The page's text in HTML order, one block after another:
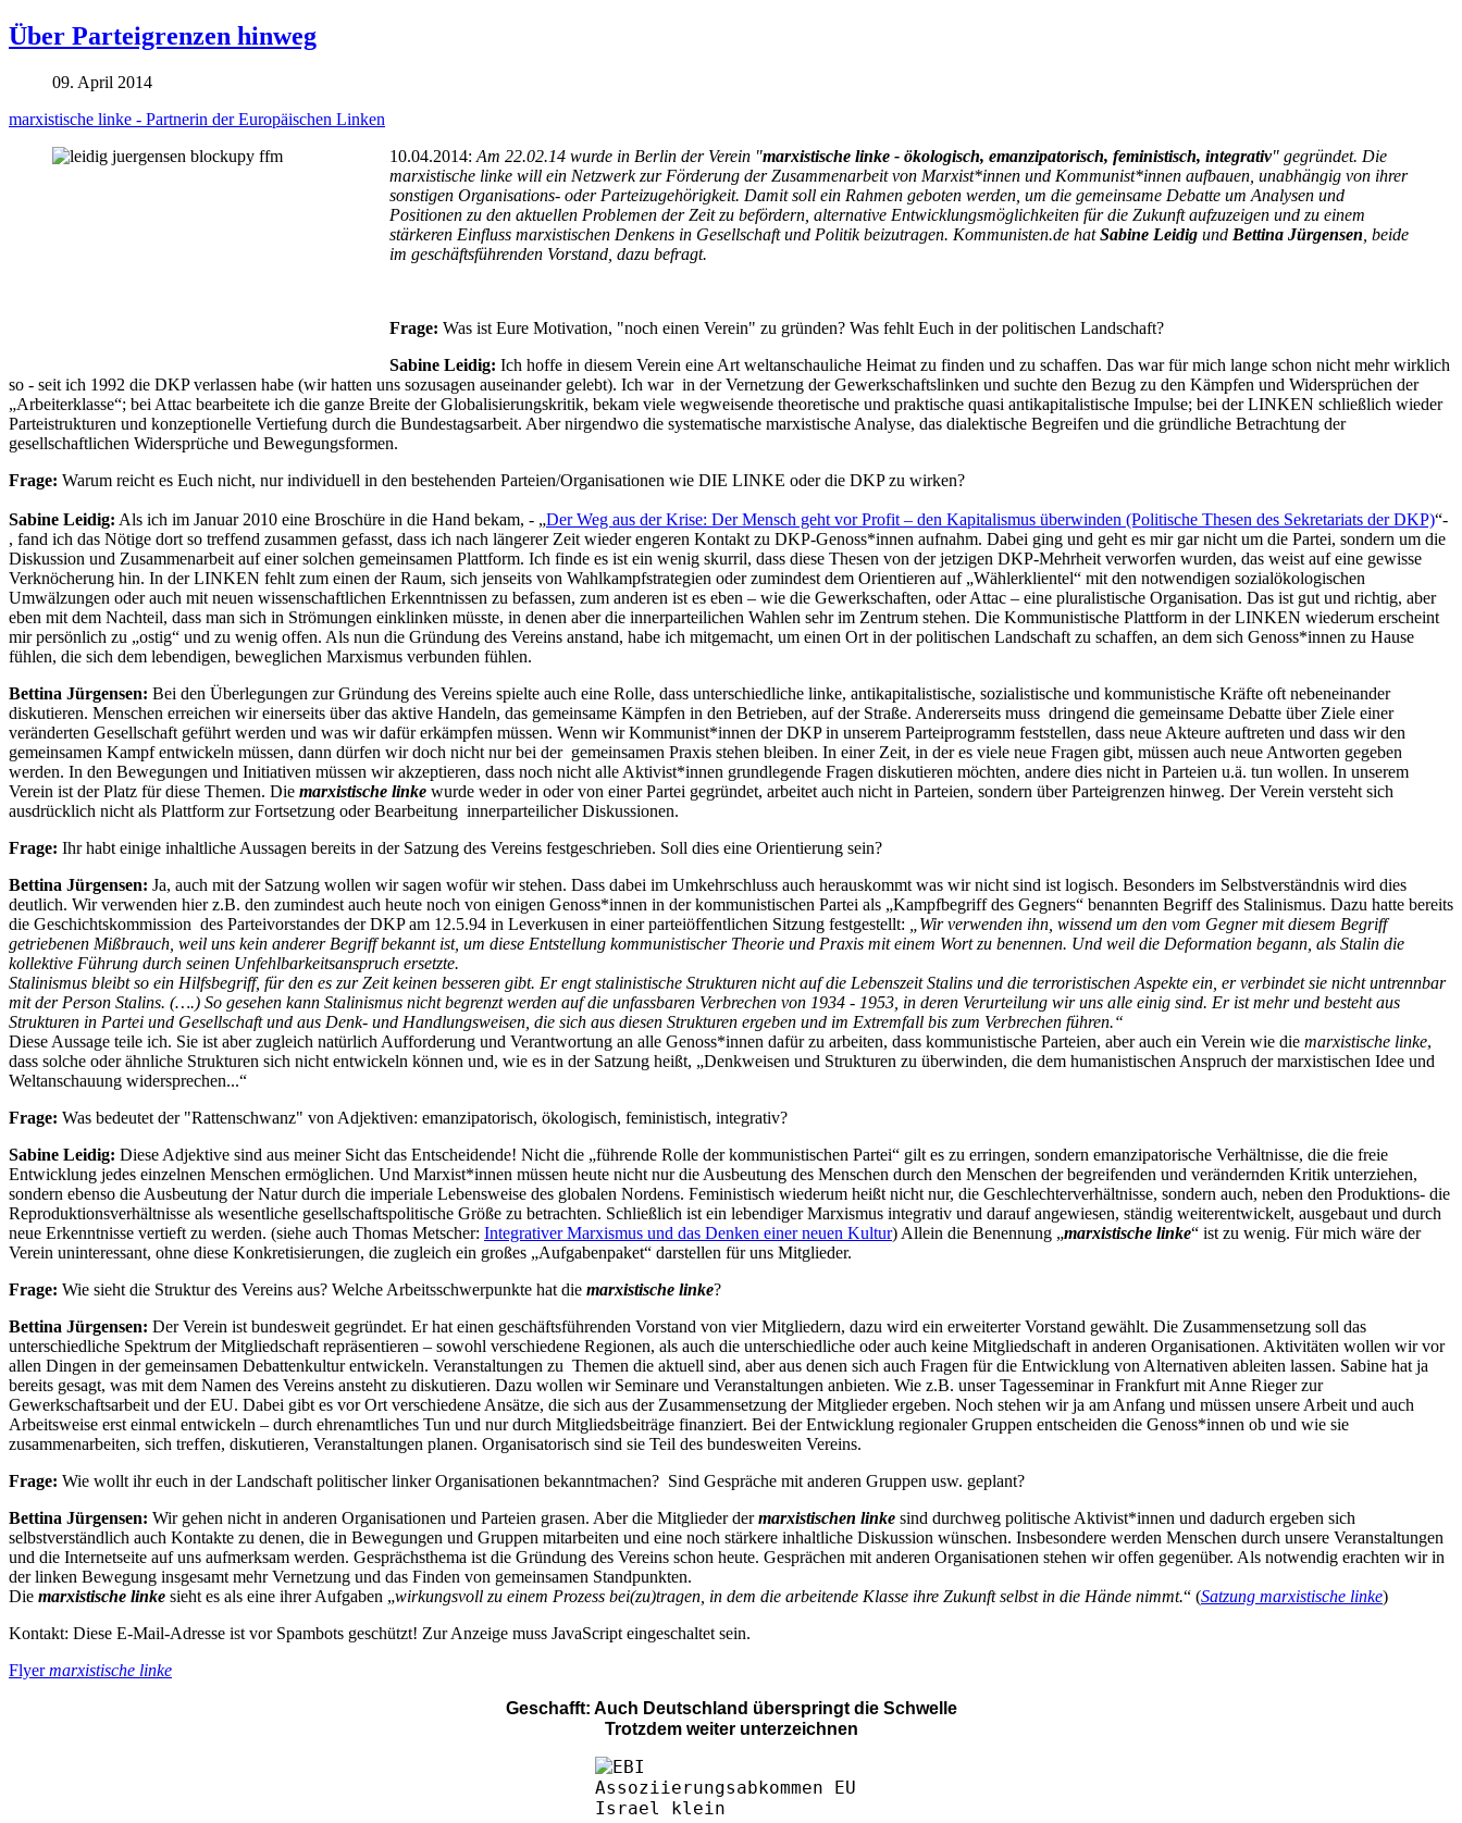
Über Parteigrenzen hinweg
09. April 2014
marxistische linke - Partnerin der Europäischen Linken
10.04.2014: Am 22.02.14 wurde in Berlin der Verein "marxistische linke - ökologisch, emanzipatorisch, feministisch, integrativ" gegründet. Die
marxistische linke will ein Netzwerk zur Förderung der Zusammenarbeit von Marxist*innen und Kommunist*innen aufbauen, unabhängig von ihrer
sonstigen Organisations- oder Parteizugehörigkeit. Damit soll ein Rahmen geboten werden, um die gemeinsame Debatte um Analysen und
Positionen zu den aktuellen Problemen der Zeit zu befördern, alternative Entwicklungsmöglichkeiten für die Zukunft aufzuzeigen und zu einem
stärkeren Einfluss marxistischen Denkens in Gesellschaft und Politik beizutragen. Kommunisten.de hatSabine Leidig und Bettina Jürgensen , beide
im geschäftsführenden Vorstand, dazu befragt.
Frage: Was ist Eure Motivation, "noch einen Verein" zu gründen? Was fehlt Euch in der politischen Landschaft?
Sabine Leidig: Ich hoffe in diesem Verein eine Art weltanschauliche Heimat zu finden und zu schaffen. Das war für mich lange schon nicht mehr wirklich
so - seit ich 1992 die DKP verlassen habe (wir hatten uns sozusagen auseinander gelebt). Ich war in der Vernetzung der Gewerkschaftslinken und suchte den Bezug zu den Kämpfen und Widersprüchen der
„Arbeiterklasse“; bei Attac bearbeitete ich die ganze Breite der Globalisierungskritik, bekam viele wegweisende theoretische und praktische quasi antikapitalistische Impulse; bei der LINKEN schließlich wieder
Parteistrukturen und konzeptionelle Vertiefung durch die Bundestagsarbeit. Aber nirgendwo die systematische marxistische Analyse, das dialektische Begreifen und die gründliche Betrachtung der
gesellschaftlichen Widersprüche und Bewegungsformen.
Frage: Warum reicht es Euch nicht, nur individuell in den bestehenden Parteien/Organisationen wie DIE LINKE oder die DKP zu wirken?
Sabine Leidig: Als ich im Januar 2010 eine Broschüre in die Hand bekam, - „Der Weg aus der Krise: Der Mensch geht vor Profit – den Kapitalismus überwinden (Politische Thesen des Sekretariats der DKP)“-
, fand ich das Nötige dort so treffend zusammen gefasst, dass ich nach längerer Zeit wieder engeren Kontakt zu DKP-Genoss*innen aufnahm. Dabei ging und geht es mir gar nicht um die Partei, sondern um die
Diskussion und Zusammenarbeit auf einer solchen gemeinsamen Plattform. Ich finde es ist ein wenig skurril, dass diese Thesen von der jetzigen DKP-Mehrheit verworfen wurden, das weist auf eine gewisse
Verknöcherung hin. In der LINKEN fehlt zum einen der Raum, sich jenseits von Wahlkampfstrategien oder zumindest dem Orientieren auf „Wählerklientel“ mit den notwendigen sozialökologischen
Umwälzungen oder auch mit neuen wissenschaftlichen Erkenntnissen zu befassen, zum anderen ist es eben – wie die Gewerkschaften, oder Attac – eine pluralistische Organisation. Das ist gut und richtig, aber
eben mit dem Nachteil, dass man sich in Strömungen einklinken müsste, in denen aber die innerparteilichen Wahlen sehr im Zentrum stehen. Die Kommunistische Plattform in der LINKEN wiederum erscheint
mir persönlich zu „ostig“ und zu wenig offen. Als nun die Gründung des Vereins anstand, habe ich mitgemacht, um einen Ort in der politischen Landschaft zu schaffen, an dem sich Genoss*innen zu Hause
fühlen, die sich dem lebendigen, beweglichen Marxismus verbunden fühlen.
Bettina Jürgensen: Bei den Überlegungen zur Gründung des Vereins spielte auch eine Rolle, dass unterschiedliche linke, antikapitalistische, sozialistische und kommunistische Kräfte oft nebeneinander
diskutieren. Menschen erreichen wir einerseits über das aktive Handeln, das gemeinsame Kämpfen in den Betrieben, auf der Straße. Andererseits muss dringend die gemeinsame Debatte über Ziele einer
veränderten Gesellschaft geführt werden und was wir dafür erkämpfen müssen. Wenn wir Kommunist*innen der DKP in unserem Parteiprogramm feststellen, dass neue Akteure auftreten und dass wir den
gemeinsamen Kampf entwickeln müssen, dann dürfen wir doch nicht nur bei der gemeinsamen Praxis stehen bleiben. In einer Zeit, in der es viele neue Fragen gibt, müssen auch neue Antworten gegeben
werden. In den Bewegungen und Initiativen müssen wir akzeptieren, dass noch nicht alle Aktivist*innen grundlegende Fragen diskutieren möchten, andere dies nicht in Parteien u.ä. tun wollen. In unserem
Verein ist der Platz für diese Themen. Die marxistische linke wurde weder in oder von einer Partei gegründet, arbeitet auch nicht in Parteien, sondern über Parteigrenzen hinweg. Der Verein versteht sich
ausdrücklich nicht als Plattform zur Fortsetzung oder Bearbeitung innerparteilicher Diskussionen.
Frage: Ihr habt einige inhaltliche Aussagen bereits in der Satzung des Vereins festgeschrieben. Soll dies eine Orientierung sein?
Bettina Jürgensen: Ja, auch mit der Satzung wollen wir sagen wofür wir stehen. Dass dabei im Umkehrschluss auch herauskommt was wir nicht sind ist logisch. Besonders im Selbstverständnis wird dies
deutlich. Wir verwenden hier z.B. den zumindest auch heute noch von einigen Genoss*innen in der kommunistischen Partei als „Kampfbegriff des Gegners“ benannten Begriff des Stalinismus. Dazu hatte bereits
die Geschichtskommission des Parteivorstandes der DKP am 12.5.94 in Leverkusen in einer parteiöffentlichen Sitzung festgestellt:
„Wir verwenden ihn, wissend um den vom Gegner mit diesem Begriff
getriebenen Mißbrauch, weil uns kein anderer Begriff bekannt ist, um diese Entstellung kommunistischer Theorie und Praxis mit einem Wort zu benennen. Und weil die Deformation begann, als Stalin die
kollektive Führung durch seinen Unfehlbarkeitsanspruch ersetzte.
Stalinismus bleibt so ein Hilfsbegriff, für den es zur Zeit keinen besseren gibt. Er engt stalinistische Strukturen nicht auf die Lebenszeit Stalins und die terroristischen Aspekte ein, er verbindet sie nicht untrennbar
mit der Person Stalins. (….) So gesehen kann Stalinismus nicht begrenzt werden auf die unfassbaren Verbrechen von 1934 - 1953, in deren Verurteilung wir uns alle einig sind. Er ist mehr und besteht aus
Strukturen in Partei und Gesellschaft und aus Denk- und Handlungsweisen, die sich aus diesen Strukturen ergeben und im Extremfall bis zum Verbrechen führen.“
Diese Aussage teile ich. Sie ist aber zugleich natürlich Aufforderung und Verantwortung an alle Genoss*innen dafür zu arbeiten, dass kommunistische Parteien, aber auch ein Verein wie die marxistische linke,
dass solche oder ähnliche Strukturen sich nicht entwickeln können und, wie es in der Satzung heißt, „Denkweisen und Strukturen zu überwinden, die dem humanistischen Anspruch der marxistischen Idee und
Weltanschauung widersprechen...“
Frage: Was bedeutet der "Rattenschwanz" von Adjektiven: emanzipatorisch, ökologisch, feministisch, integrativ?
Sabine Leidig: Diese Adjektive sind aus meiner Sicht das Entscheidende! Nicht die „führende Rolle der kommunistischen Partei“ gilt es zu erringen, sondern emanzipatorische Verhältnisse, die die freie
Entwicklung jedes einzelnen Menschen ermöglichen. Und Marxist*innen müssen heute nicht nur die Ausbeutung des Menschen durch den Menschen der begreifenden und verändernden Kritik unterziehen,
sondern ebenso die Ausbeutung der Natur durch die imperiale Lebensweise des globalen Nordens. Feministisch wiederum heißt nicht nur, die Geschlechterverhältnisse, sondern auch, neben den Produktions- die
Reproduktionsverhältnisse als wesentliche gesellschaftspolitische Größe zu betrachten. Schließlich ist ein lebendiger Marxismus integrativ und darauf angewiesen, ständig weiterentwickelt, ausgebaut und durch
neue Erkenntnisse vertieft zu werden. (siehe auch Thomas Metscher: Integrativer Marxismus und das Denken einer neuen Kultur) Allein die Benennung „marxistische linke“ ist zu wenig. Für mich wäre der
Verein uninteressant, ohne diese Konkretisierungen, die zugleich ein großes „Aufgabenpaket“ darstellen für uns Mitglieder.
Frage: Wie sieht die Struktur des Vereins aus? Welche Arbeitsschwerpunkte hat die marxistische linke?
Bettina Jürgensen: Der Verein ist bundesweit gegründet. Er hat einen geschäftsführenden Vorstand von vier Mitgliedern, dazu wird ein erweiterter Vorstand gewählt. Die Zusammensetzung soll das
unterschiedliche Spektrum der Mitgliedschaft repräsentieren – sowohl verschiedene Regionen, als auch die unterschiedliche oder auch keine Mitgliedschaft in anderen Organisationen. Aktivitäten wollen wir vor
allen Dingen in der gemeinsamen Debattenkultur entwickeln. Veranstaltungen zu Themen die aktuell sind, aber aus denen sich auch Fragen für die Entwicklung von Alternativen ableiten lassen. Sabine hat ja
bereits gesagt, was mit dem Namen des Vereins ansteht zu diskutieren. Dazu wollen wir Seminare und Veranstaltungen anbieten. Wie z.B. unser Tagesseminar in Frankfurt mit Anne Rieger zur
Gewerkschaftsarbeit und der EU. Dabei gibt es vor Ort verschiedene Ansätze, die sich aus der Zusammensetzung der Mitglieder ergeben. Noch stehen wir ja am Anfang und müssen unsere Arbeit und auch
Arbeitsweise erst einmal entwickeln – durch ehrenamtliches Tun und nur durch Mitgliedsbeiträge finanziert. Bei der Entwicklung regionaler Gruppen entscheiden die Genoss*innen ob und wie sie
zusammenarbeiten, sich treffen, diskutieren, Veranstaltungen planen. Organisatorisch sind sie Teil des bundesweiten Vereins.
Frage: Wie wollt ihr euch in der Landschaft politischer linker Organisationen bekanntmachen? Sind Gespräche mit anderen Gruppen usw. geplant?
Bettina Jürgensen: Wir gehen nicht in anderen Organisationen und Parteien grasen. Aber die Mitglieder dermarxistischen linke sind durchweg politische Aktivist*innen und dadurch ergeben sich
selbstverständlich auch Kontakte zu denen, die in Bewegungen und Gruppen mitarbeiten und eine noch stärkere inhaltliche Diskussion wünschen. Insbesondere werden Menschen durch unsere Veranstaltungen
und die Internetseite auf uns aufmerksam werden. Gesprächsthema ist die Gründung des Vereins schon heute. Gesprächen mit anderen Organisationen stehen wir offen gegenüber. Als notwendig erachten wir in
der linken Bewegung insgesamt mehr Vernetzung und das Finden von gemeinsamen Standpunkten.
Die marxistische linke sieht es als eine ihrer Aufgaben „wirkungsvoll zu einem Prozess bei(zu)tragen, in dem die arbeitende Klasse ihre Zukunft selbst in die Hände nimmt.“ (Satzung marxistische linke)
Kontakt: Diese E-Mail-Adresse ist vor Spambots geschützt! Zur Anzeige muss JavaScript eingeschaltet sein.
Flyermarxistische linke
Geschafft: Auch Deutschland überspringt die Schwelle
Trotzdem weiter unterzeichnen